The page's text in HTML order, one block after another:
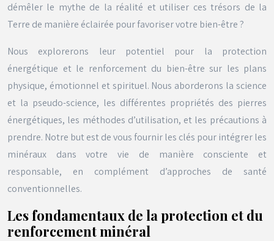
démêler le mythe de la réalité et utiliser ces trésors de la
Terre de manière éclairée pour favoriser votre bien-être ?
Nous explorerons leur potentiel pour la protection
énergétique et le renforcement du bien-être sur les plans
physique, émotionnel et spirituel. Nous aborderons la science
et la pseudo-science, les différentes propriétés des pierres
énergétiques, les méthodes d’utilisation, et les précautions à
prendre. Notre but est de vous fournir les clés pour intégrer les
minéraux dans votre vie de manière consciente et
responsable, en complément d’approches de santé
conventionnelles.
Les fondamentaux de la protection et du
renforcement minéral